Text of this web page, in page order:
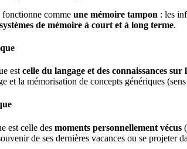
comme une mémoire tampon : les
de mémoire à court et à long terme.
est celle du langage et des connaissances sur
et la mémorisation de concepts génériques
est celle des moments personnellement vécus
de ses dernières vacances ou se projeter